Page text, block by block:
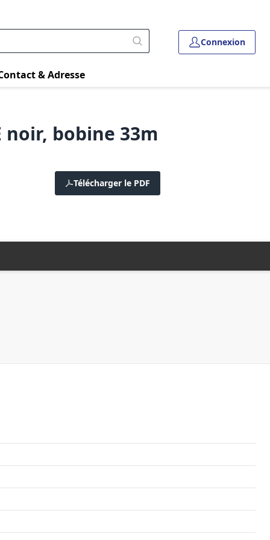
Connexion
& Adresse
noir, bobine 33m
Télécharger le PDF